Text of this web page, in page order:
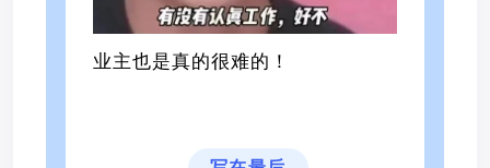
业主也是真的很难的！